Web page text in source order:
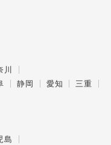
川
静岡 愛知
三重
島